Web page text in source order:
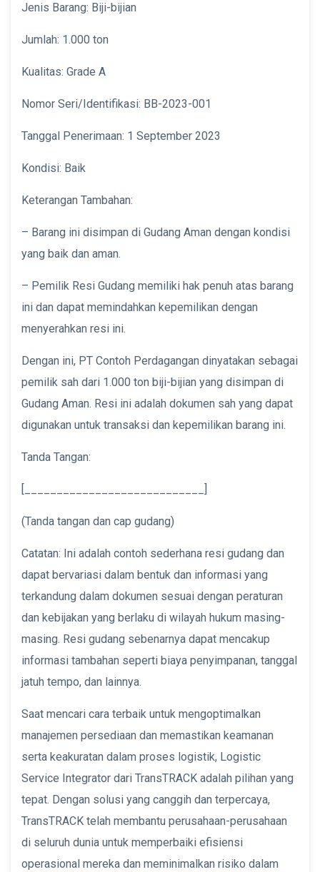
Jenis Barang: Biji-bijian
Jumlah: 1.000 ton
Kualitas: Grade A
Nomor Seri/Identifikasi: BB-2023-001
Tanggal Penerimaan: 1 September 2023
Kondisi: Baik
Keterangan Tambahan:
– Barang ini disimpan di Gudang Aman dengan kondisi
yang baik dan aman.
– Pemilik Resi Gudang memiliki hak penuh atas barang
ini dan dapat memindahkan kepemilikan dengan
menyerahkan resi ini.
Dengan ini, PT Contoh Perdagangan dinyatakan sebagai
pemilik sah dari 1.000 ton biji-bijian yang disimpan di
Gudang Aman. Resi ini adalah dokumen sah yang dapat
digunakan untuk transaksi dan kepemilikan barang ini.
Tanda Tangan:
[____________________________]
(Tanda tangan dan cap gudang)
Catatan: Ini adalah contoh sederhana resi gudang dan
dapat bervariasi dalam bentuk dan informasi yang
terkandung dalam dokumen sesuai dengan peraturan
dan kebijakan yang berlaku di wilayah hukum masing-
masing. Resi gudang sebenarnya dapat mencakup
informasi tambahan seperti biaya penyimpanan, tanggal
jatuh tempo, dan lainnya.
Saat mencari cara terbaik untuk mengoptimalkan
manajemen persediaan dan memastikan keamanan
serta keakuratan dalam proses logistik, Logistic
Service Integrator dari TransTRACK adalah pilihan yang
tepat. Dengan solusi yang canggih dan terpercaya,
TransTRACK telah membantu perusahaan-perusahaan
di seluruh dunia untuk memperbaiki efisiensi
operasional mereka dan meminimalkan risiko dalam